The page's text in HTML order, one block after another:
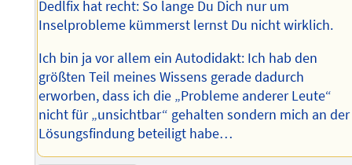
Dedlfix hat recht: So lange Du Dich nur um
Inselprobleme kümmerst lernst Du nicht wirklich.
Ich bin ja vor allem ein Autodidakt: Ich hab den
größten Teil meines Wissens gerade dadurch
erworben, dass ich die „Probleme anderer Leute“
nicht für „unsichtbar“ gehalten sondern mich an der
Lösungsfindung beteiligt habe…